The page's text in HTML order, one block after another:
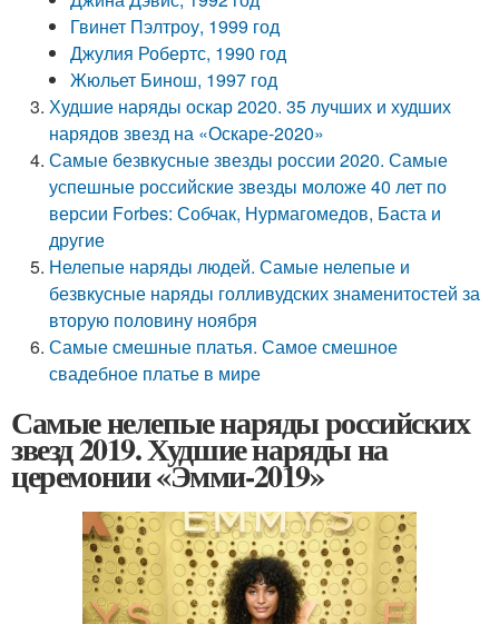
Гвинет Пэлтроу, 1999 год
Джулия Робертс, 1990 год
Жюльет Бинош, 1997 год
Худшие наряды оскар 2020. 35 лучших и худших
нарядов звезд на «Оскаре-2020»
Самые безвкусные звезды россии 2020. Самые
успешные российские звезды моложе 40 лет по
версии Forbes: Собчак, Нурмагомедов, Баста и
другие
Нелепые наряды людей. Самые нелепые и
безвкусные наряды голливудских знаменитостей за
вторую половину ноября
Самые смешные платья. Самое смешное
свадебное платье в мире
Самые нелепые наряды российских
звезд 2019. Худшие наряды на
церемонии «Эмми-2019»